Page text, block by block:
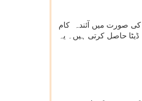
تخمینے اب ہر مہینے کی28 تاریخ کو (یا 28 تاریخ کو چھٹی ہونے کی صورت میں آئندہ کام
حاصل کرتی ہیں۔ یہ